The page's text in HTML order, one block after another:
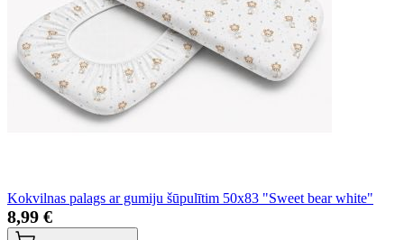
Kokvilnas palags ar gumiju šūpulītim 50x83 "Sweet bear white"
8,99 €